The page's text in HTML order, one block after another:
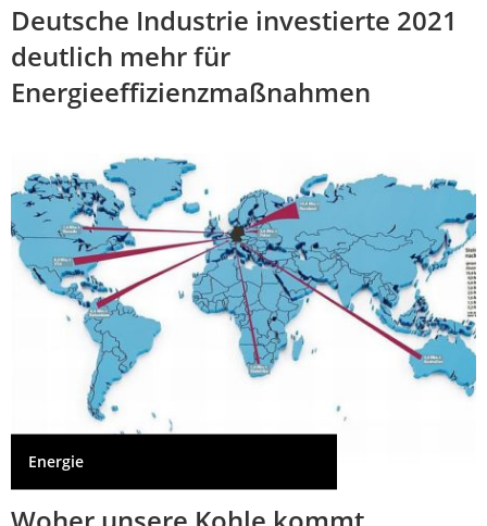
Deutsche Industrie investierte 2021
deutlich mehr für
Energieeffizienzmaßnahmen
Energie